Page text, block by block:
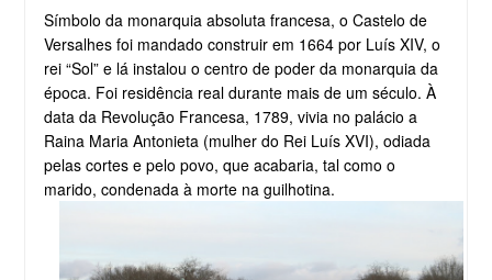
Símbolo da monarquia absoluta francesa, o Castelo de
Versalhes foi mandado construir em 1664 por Luís XIV, o
rei “Sol” e lá instalou o centro de poder da monarquia da
época. Foi residência real durante mais de um século. À
data da Revolução Francesa, 1789, vivia no palácio a
Raina Maria Antonieta (mulher do Rei Luís XVI), odiada
pelas cortes e pelo povo, que acabaria, tal como o
marido, condenada à morte na guilhotina.